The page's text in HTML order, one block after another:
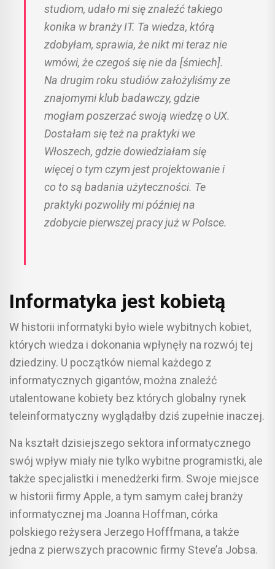
studiom, udało mi się znaleźć takiego
konika w branży IT. Ta wiedza, którą
zdobyłam, sprawia, że nikt mi teraz nie
wmówi, że czegoś się nie da [śmiech].
Na drugim roku studiów założyliśmy ze
znajomymi klub badawczy, gdzie
mogłam poszerzać swoją wiedzę o UX.
Dostałam się też na praktyki we
Włoszech, gdzie dowiedziałam się
więcej o tym czym jest projektowanie i
co to są badania użyteczności. Te
praktyki pozwoliły mi później na
zdobycie pierwszej pracy już w Polsce.
Informatyka jest kobietą
W historii informatyki było wiele wybitnych kobiet,
których wiedza i dokonania wpłynęły na rozwój tej
dziedziny. U początków niemal każdego z
informatycznych gigantów, można znaleźć
utalentowane kobiety bez których globalny rynek
teleinformatyczny wyglądałby dziś zupełnie inaczej.
Na kształt dzisiejszego sektora informatycznego
swój wpływ miały nie tylko wybitne programistki, ale
także specjalistki i menedżerki firm. Swoje miejsce
w historii firmy Apple, a tym samym całej branży
informatycznej ma Joanna Hoffman, córka
polskiego reżysera Jerzego Hofffmana, a także
jedna z pierwszych pracownic firmy Steve’a Jobsa.